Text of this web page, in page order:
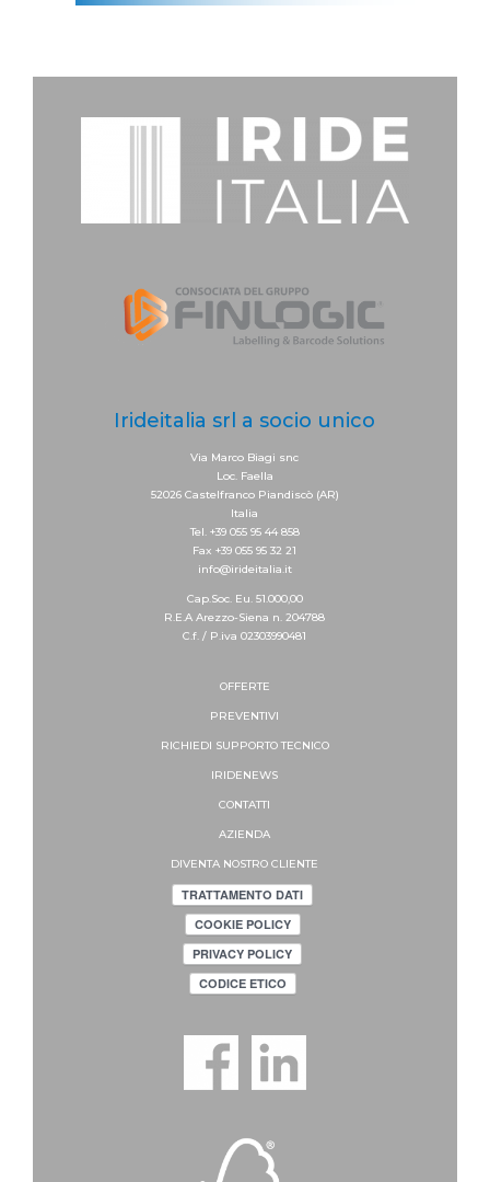
Irideitalia srl a socio unico
Via Marco Biagi snc
Loc. Faella
52026 Castelfranco Piandiscò (AR)
Italia
Tel. +39 055 95 44 858
Fax +39 055 95 32 21
info@irideitalia.it
Cap.Soc. Eu. 51.000,00
R.E.A Arezzo-Siena n. 204788
C.f. / P.iva 02303990481
OFFERTE
PREVENTIVI
RICHIEDI SUPPORTOTECNICO
IRIDENEWS
CONTATTI
AZIENDA
DIVENTA NOSTRO CLIENTE